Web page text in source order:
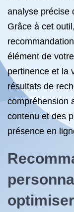
analyse précise
Grâce à cet
élément de
pertinence et la
résultats de
compréhension
contenu et des
présence en
optimiser